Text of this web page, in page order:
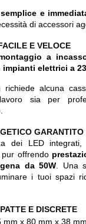
e
di accessori
E VELOCE
a
elettrici a
richiede alcuna
sia per
GARANTITO
dei LED
pur offrendo
da 50W . Una
i tuoi spazi
E DISCRETE
mm x 80 mm x 38 mm